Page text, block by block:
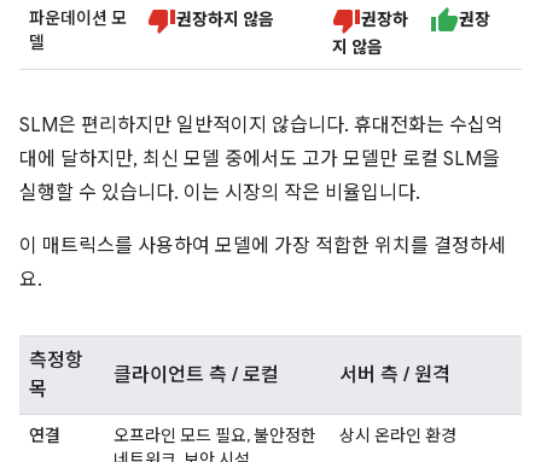
파운데이션 모
델
권장하지 않음
권장하
지 않음
권장
SLM은 편리하지만 일반적이지 않습니다. 휴대전화는 수십억
대에 달하지만, 최신 모델 중에서도 고가 모델만 로컬 SLM을
실행할 수 있습니다. 이는 시장의 작은 비율입니다.
이 매트릭스를 사용하여 모델에 가장 적합한 위치를 결정하세
요.
측정항
목
클라이언트 측 / 로컬 서버 측 / 원격
연결
오프라인 모드 필요, 불안정한
상시 온라인 환경